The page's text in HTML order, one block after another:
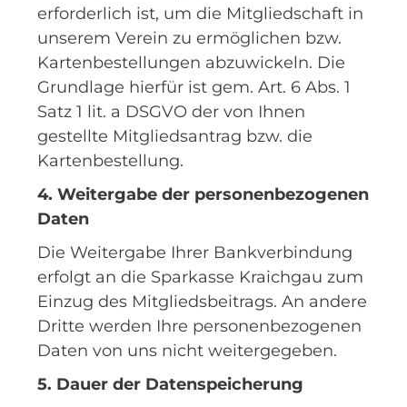
erforderlich ist, um die Mitgliedschaft in
unserem Verein zu ermöglichen bzw.
Kartenbestellungen abzuwickeln. Die
Grundlage hierfür ist gem. Art. 6 Abs. 1
Satz 1 lit. a DSGVO der von Ihnen
gestellte Mitgliedsantrag bzw. die
Kartenbestellung.
4. Weitergabe der personenbezogenen
Daten
Die Weitergabe Ihrer Bankverbindung
erfolgt an die Sparkasse Kraichgau zum
Einzug des Mitgliedsbeitrags. An andere
Dritte werden Ihre personenbezogenen
Daten von uns nicht weitergegeben.
5. Dauer der Datenspeicherung